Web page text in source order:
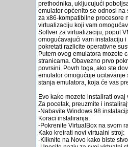
prethodnika, ukljucujući
emulator općenito se odnosi
za x86-kompatibilne procesore
virtualizaciju koji vam
Softver za virtualizaciju, poput
omogućavajući vam instalaciju
pokretati razlicite operativne
Putem ovog emulatora mozete
stranicama. Obavezno prvo
povrsini. Povrh toga, ako ste
emulator omogućuje ucitavanje
stanja emulatora, koja će vas
Evo kako mozete instalirati
Za pocetak, preuzmite i
-Nabavite Windows 98
Koraci instaliranja:
-Pokrenite VirtualBox na svom
Kako kreirati novi virtualni stroj:
-Kliknite na Novo kako biste